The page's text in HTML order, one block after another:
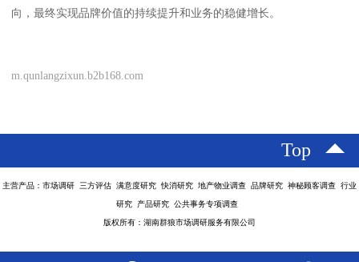
向，最终实现品牌价值的持续提升和业务的稳健增长。
m.qunlangzixun.b2b168.com
Top
主营产品：市场调研 三方评估 满意度研究 快消研究 地产物业调查 品牌研究 神秘顾客调查 行业
研究 产品研究 公共事务专项调查
版权所有：湖南群狼市场调研服务有限公司